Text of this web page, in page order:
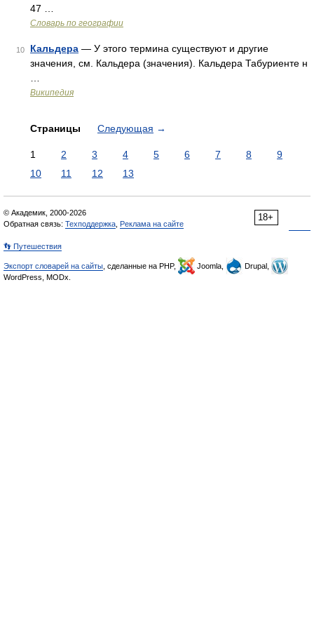
47 …
Словарь по географии
10 Кальдера — У этого термина существуют и другие
значения, см. Кальдера (значения). Кальдера Табуриенте н
Википедия
Страницы Следующая →
1 2 3 4 5 6 7 8
9
10
11 12 13
18+
© Академик, 2000-2026
Обратная связь: Техподдержка Реклама на сайте
👣 Путешествия
Экспорт словарей на сайты , сделанные на PHP, Joomla,
Drupal,
WordPress, MODx.